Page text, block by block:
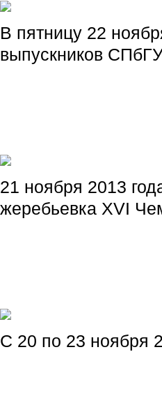
В пятницу 22
выпускников
21 ноября 2013
жеребьевка XVI
С 20 по 23 ноября